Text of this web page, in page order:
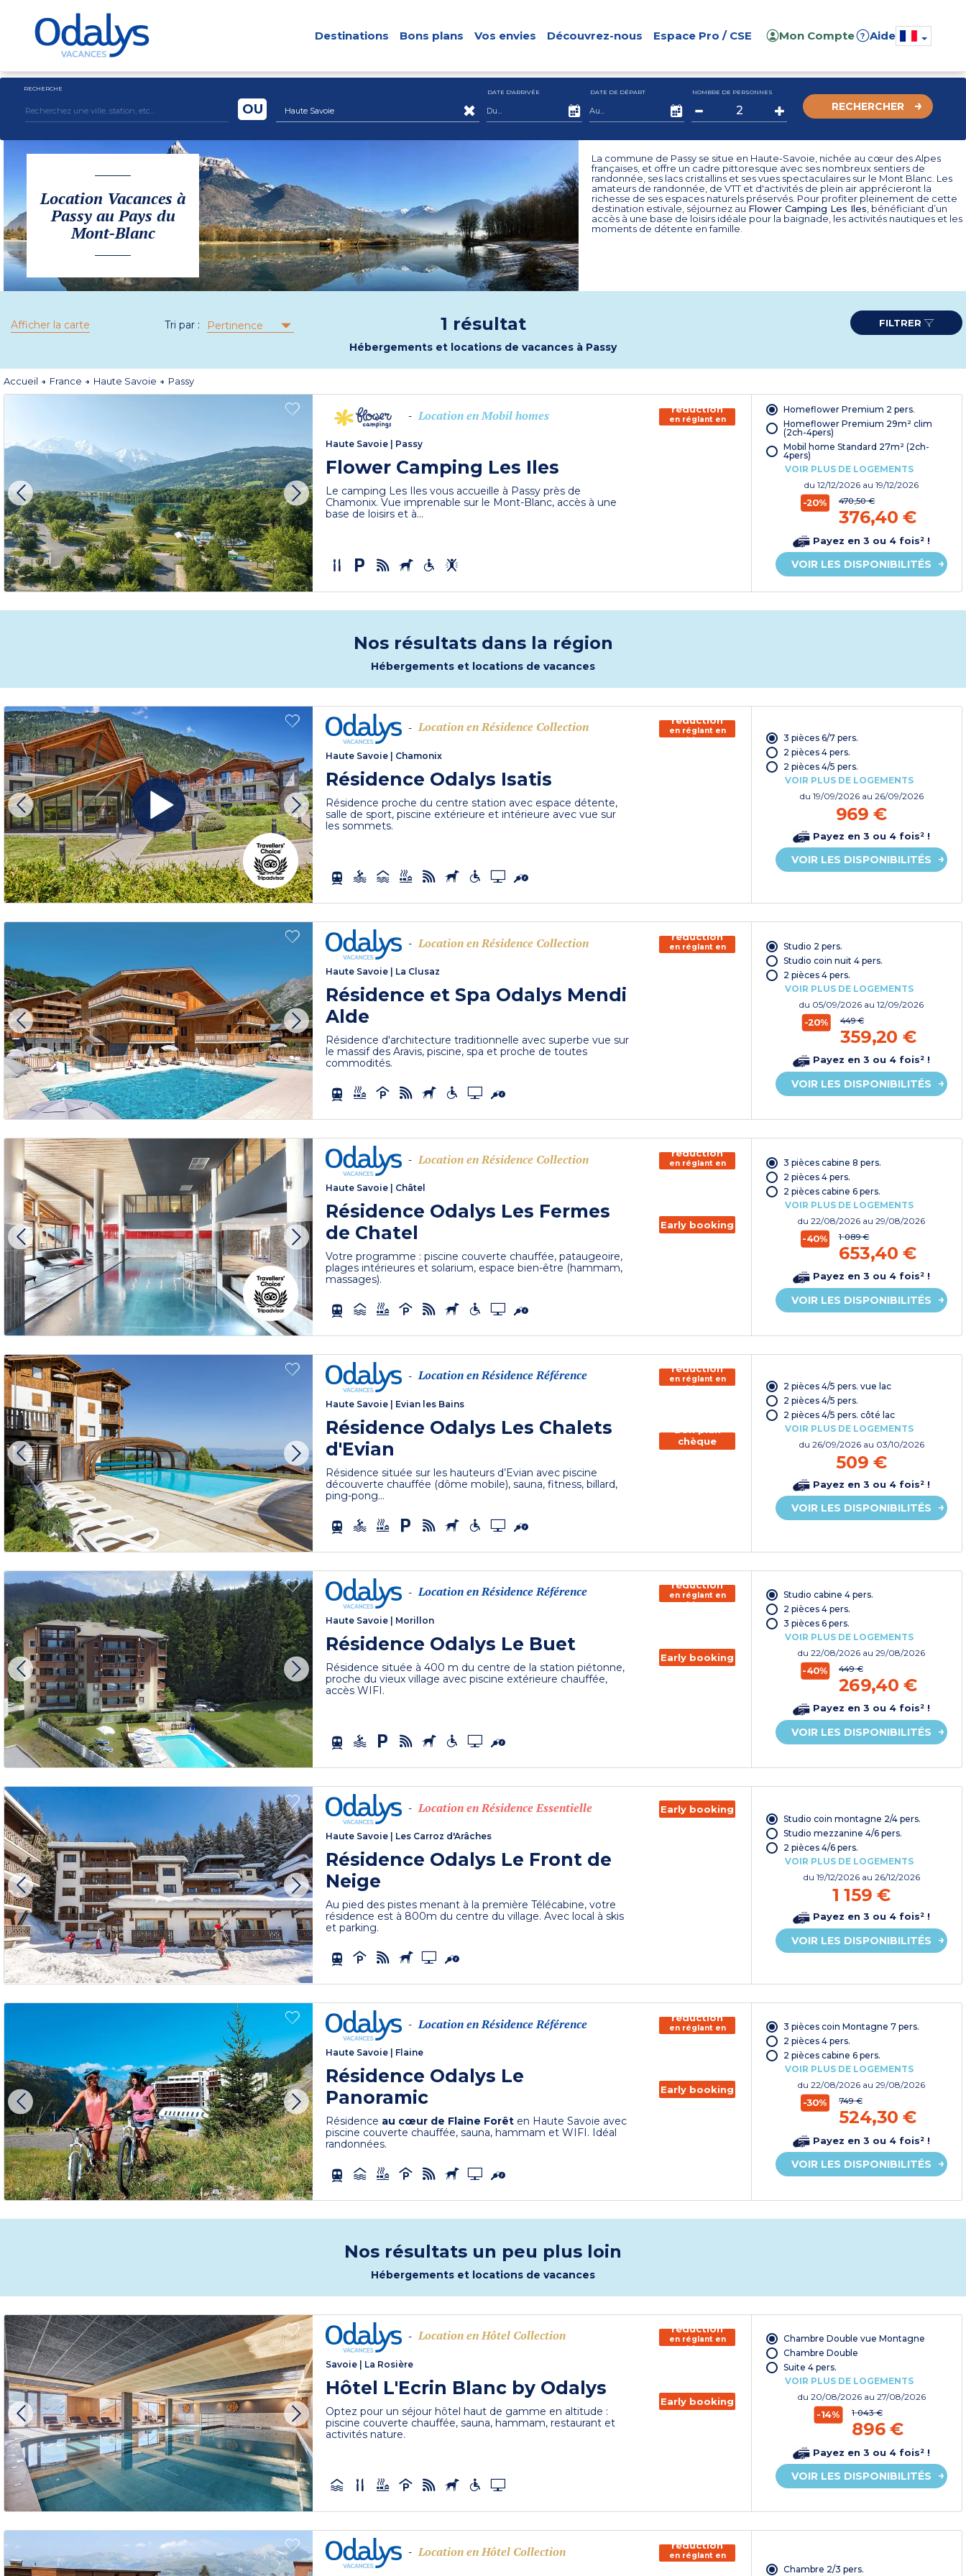
Destinations Bons plans Vos envies Découvrez-nous Espace Pro / CSE Mon Compte ? Aide
RECHERCHE
Haute Savoie
OU
DATE D'ARRIVÉE DATE DE DÉPART NOMBRE DE PERSONNES
RECHERCHER
Location Vacances à
Passy au Pays du
Mont-Blanc
La commune de Passy se situe en Haute-Savoie, nichée au cœur des Alpes
françaises, et offre un cadre pittoresque avec ses nombreux sentiers de
randonnée, ses lacs cristallins et ses vues spectaculaires sur le Mont Blanc. Les
amateurs de randonnée, de VTT et d'activités de plein air apprécieront la
richesse de ses espaces naturels préservés. Pour profiter pleinement de cette
destination estivale, séjournez au Flower Camping Les Iles , bénéficiant d’un
accès à une base de loisirs idéale pour la baignade, les activités nautiques et les
moments de détente en famille.
Afficher la carte Tri par : Pertinence 1 résultat
Hébergements et locations de vacances à Passy
FILTRER
Accueil France Haute Savoie Passy
- Location en Mobil homes
Haute Savoie Passy
Flower Camping Les Iles
Le camping Les Iles vous accueille à Passy près de
Chamonix. Vue imprenable sur le Mont-Blanc, accès à une
base de loisirs et à...
150€ de
réduction
en réglant en
chèque
Homeflower Premium 2 pers.
Homeflower Premium 29m² clim
(2ch-4pers)
Mobil home Standard 27m² (2ch-
4pers)
VOIR PLUS DE LOGEMENTS
du12/12/2026 au 19/12/2026
-20% 470,50 €
376,40 €
Payez en 3 ou 4 fois² !
VOIR LES DISPONIBILITÉS
Nos résultats dans la région
Hébergements et locations de vacances
- Location en Résidence Collection
Haute Savoie | Chamonix
Résidence Odalys Isatis
Résidence proche du centre station avec espace détente,
salle de sport, piscine extérieure et intérieure avec vue sur
les sommets.
150€ de
réduction
en réglant en
chèque
3 pièces 6/7 pers.
2 pièces 4 pers.
2 pièces 4/5 pers.
VOIR PLUS DE LOGEMENTS
du 19/09/2026 au 26/09/2026
969 €
Payez en 3 ou 4 fois² !
VOIR LES DISPONIBILITÉS
- Location en Résidence Collection
Haute Savoie La Clusaz
Résidence et Spa Odalys Mendi
Alde
Résidence d'architecture traditionnelle avec superbe vue sur
le massif des Aravis, piscine, spa et proche de toutes
commodités.
150€ de
réduction
en réglant en
chèque
Studio 2 pers.
Studio coin nuit 4 pers.
2 pièces 4 pers.
VOIR PLUS DE LOGEMENTS
du 05/09/2026 au 12/09/2026
-20% 449 €
359,20 €
Payez en 3 ou 4 fois² !
VOIR LES DISPONIBILITÉS
- Location en Résidence Collection
Haute Savoie Châtel
Résidence Odalys Les Fermes
de Chatel
Votre programme : piscine couverte chauffée, pataugeoire,
plages intérieures et solarium, espace bien-être (hammam,
massages).
150€ de
réduction
en réglant en
chèque
Early booking
3 pièces cabine 8 pers.
2 pièces 4 pers.
2 pièces cabine 6 pers.
VOIR PLUS DE LOGEMENTS
du22/08/2026 au 29/08/2026
-40% 1 089 €
653,40 €
Payez en 3 ou 4 fois² !
VOIR LES DISPONIBILITÉS
- Location en Résidence Référence
Haute Savoie Evian les Bains
Résidence Odalys Les Chalets
d'Evian
Résidence située sur les hauteurs d’Evian avec piscine
découverte chauffée (dôme mobile), sauna, fitness, billard,
ping-pong...
150€ de
réduction
en réglant en
chèque
chèque
vacances
2 pièces 4/5 pers. vue lac
2 pièces 4/5 pers.
2 pièces 4/5 pers. côté lac
VOIR PLUS DE LOGEMENTS
du 26/09/2026 au 03/10/2026
509 €
Payez en 3 ou 4 fois² !
VOIR LES DISPONIBILITÉS
- Location en Résidence Référence
Haute Savoie | Morillon
Résidence Odalys Le Buet
Résidence située à 400 m du centre de la station piétonne,
proche du vieux village avec piscine extérieure chauffée,
accès WIFI.
150€ de
réduction
en réglant en
chèque
Early booking
Studio cabine 4 pers.
2 pièces 4 pers.
3 pièces 6 pers.
VOIR PLUS DE LOGEMENTS
du22/08/2026 au 29/08/2026
-40% 449 €
269,40 €
Payez en 3 ou 4 fois² !
VOIR LES DISPONIBILITÉS
- Location en Résidence Essentielle
Haute Savoie Les Carroz d'Arâches
Résidence Odalys Le Front de
Neige
Au pied des pistes menant à la première Télécabine, votre
résidence est à 800m du centre du village. Avec local à skis
et parking.
Early booking
Studio coin montagne 2/4 pers.
Studio mezzanine 4/6 pers.
2 pièces 4/6 pers.
VOIR PLUS DE LOGEMENTS
du 19/12/2026 au 26/12/2026
1 159 €
Payez en 3 ou 4 fois² !
VOIR LES DISPONIBILITÉS
- Location en Résidence Référence
Haute Savoie Flaine
Résidence Odalys Le
Panoramic
Résidence au cœur de Flaine Forêt en Haute Savoie avec
piscine couverte chauffée, sauna, hammam et WIFI. Idéal
randonnées.
150€ de
réduction
en réglant en
chèque
Early booking
3 pièces coin Montagne 7 pers.
2 pièces 4 pers.
2 pièces cabine 6 pers.
VOIR PLUS DE LOGEMENTS
du22/08/2026 au 29/08/2026
-30% 749 €
524,30 €
Payez en 3 ou 4 fois² !
VOIR LES DISPONIBILITÉS
Nos résultats un peu plus loin
Hébergements et locations de vacances
- Location en Hôtel Collection
Savoie La Rosière
Hôtel L'Ecrin Blanc by Odalys
Optez pour un séjour hôtel haut de gamme en altitude :
piscine couverte chauffée, sauna, hammam, restaurant et
activités nature.
150€ de
réduction
en réglant en
chèque
Early booking
Chambre Double vue Montagne
Chambre Double
Suite 4 pers.
VOIR PLUS DE LOGEMENTS
du 20/08/2026 au 27/08/2026
-14% 1 043 €
896 €
Payez en 3 ou 4 fois² !
VOIR LES DISPONIBILITÉS
- Location en Hôtel Collection
150€ de
réduction
en réglant en
chèque
Chambre 2/3 pers.